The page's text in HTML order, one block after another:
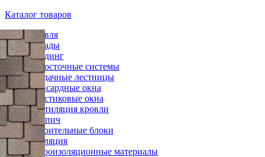
Каталог товаров
Кровля
Фасады
Сайдинг
Водосточные системы
Чердачные лестницы
Мансардные окна
Пластиковые окна
Вентиляция кровли
Кирпич
Строительные блоки
Изоляция
Гидроизоляционные материалы